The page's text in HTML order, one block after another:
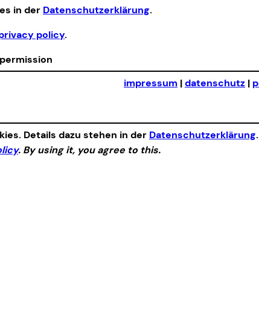
in der Datenschutzerklärung.
policy.
impressum |datenschutz |
Details dazu stehen in der Datenschutzerklärung
. By using it, you agree to this.